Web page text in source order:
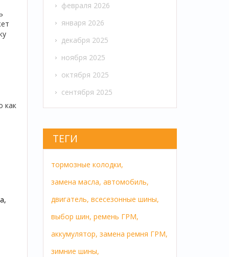
как
февраля 2026
января 2026
декабря 2025
ноября 2025
октября 2025
сентября 2025
ТЕГИ
тормозные колодки,
замена масла, автомобиль,
двигатель, всесезонные шины,
выбор шин, ремень ГРМ,
аккумулятор, замена ремня ГРМ,
зимние шины,